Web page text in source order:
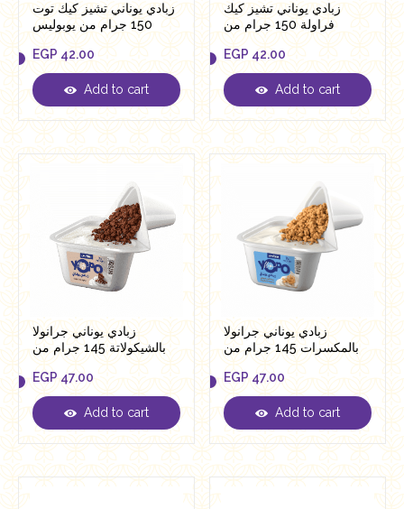
زبادي يوناني تشيز كيك توت
150 جرام من يوبوليس
EGP 42.00
EGP 42.00
Add to cart
زبادي يوناني تشيز كيك
فراولة 150 جرام من
يوبوليس
EGP 42.00
EGP 42.00
Add to cart
زبادي يوناني جرانولا
بالشيكولاتة 145 جرام من
يوبو
EGP 47.00
EGP 47.00
Add to cart
زبادي يوناني جرانولا
بالمكسرات 145 جرام من
يوبو
EGP 47.00
EGP 47.00
Add to cart